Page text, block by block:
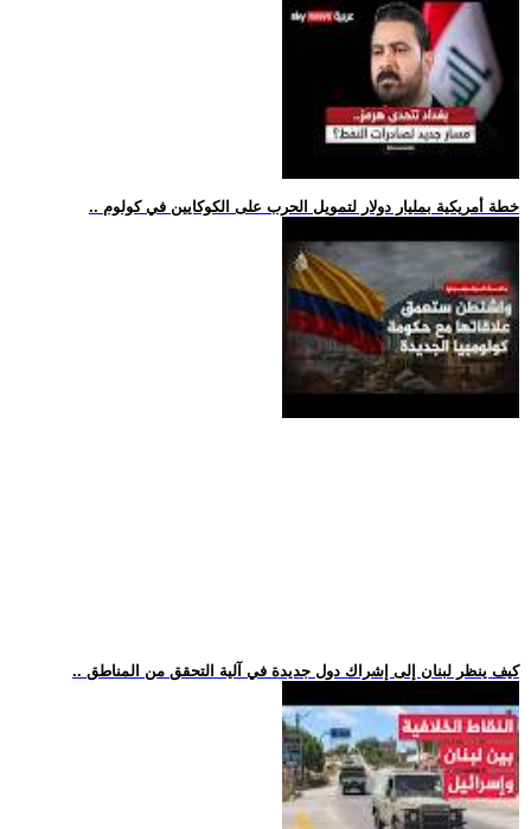
.. خطة أمريكية بمليار دولار لتمويل الحرب على الكوكايين في كولوم
.. كيف ينظر لبنان إلى إشراك دول جديدة في آلية التحقق من المناطق